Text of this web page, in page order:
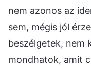
nem azonos az
sem, mégis jól
beszélgetek, nem
mondhatok, amit